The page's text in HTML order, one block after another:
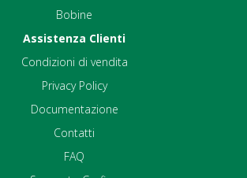
Bobine
Assistenza Clienti
Condizioni di vendita
Privacy Policy
Documentazione
Contatti
FAQ